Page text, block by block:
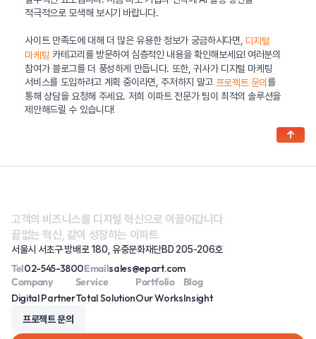
적극적으로 모색해 보시기 바랍니다.
사이트 만족도에 대해 더 많은 유용한 정보가 궁금하시다면, 디지털
마케팅 카테고리를 방문하여 심층적인 내용을 확인해보세요! 여러분의
참여가 블로그를 더 풍성하게 만듭니다. 또한, 귀사가 디지털 마케팅
서비스를 도입하려고 계획 중이라면, 주저하지 말고 프로젝트 문의를
통해 상담을 요청해 주세요. 저희 이파트 전문가 팀이 최적의 솔루션을
제안해드릴 수 있습니다!
고객의 비즈니스를 디지털 혁신으로 이끌어갑니다
끝없는 혁신, 같이 성장하는 이파트
서울시 서초구 방배로 180, 유중문화재단BD 205-206호
Tel02-545-3800Emailsales@epart.com
Company
Digital Partner
Service
Total Solution
Portfolio
Our Works
Blog
Insight
프로젝트 문의
↑